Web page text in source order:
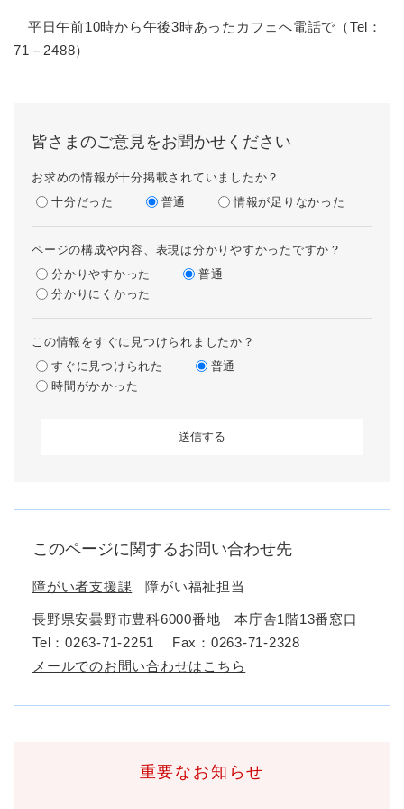
平日午前10時から午後3時あったカフェへ電話で（Tel：
71－2488）
皆さまのご意見をお聞かせください
お求めの情報が十分掲載されていましたか？
十分だった
普通 情報が足りなかった
ページの構成や内容、表現は分かりやすかったですか？
分かりやすかった
普通
分かりにくかった
この情報をすぐに見つけられましたか？
すぐに見つけられた
普通
時間がかかった
このページに関するお問い合わせ先
障がい者支援課 障がい福祉担当
長野県安曇野市豊科6000番地 本庁舎1階13番窓口
Tel：0263-71-2251
Fax：0263-71-2328
メールでのお問い合わせはこちら
重要なお知らせ